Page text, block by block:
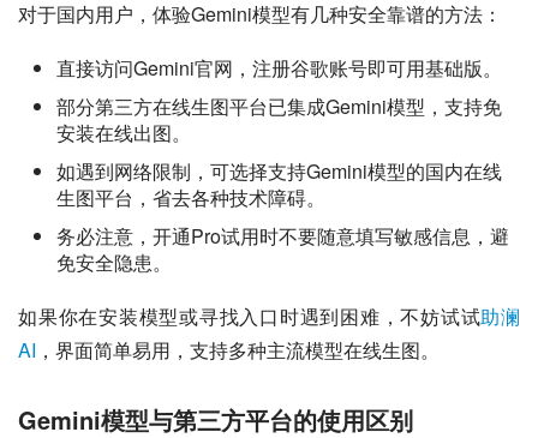
对于国内用户，体验Gemini模型有几种安全靠谱的方法：
直接访问Gemini官网，注册谷歌账号即可用基础版。
部分第三方在线生图平台已集成Gemini模型，支持免
安装在线出图。
如遇到网络限制，可选择支持Gemini模型的国内在线
生图平台，省去各种技术障碍。
务必注意，开通Pro试用时不要随意填写敏感信息，避
免安全隐患。
如果你在安装模型或寻找入口时遇到困难，不妨试试助澜
AI ，界面简单易用，支持多种主流模型在线生图。
Gemini模型与第三方平台的使用区别